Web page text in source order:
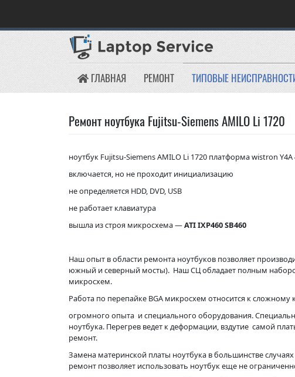
content
ГЛАВНАЯ РЕМОНТ ТИПОВЫЕ
Ремонт ноутбука Fujitsu-Siemens AMILO Li 1720
ноутбук Fujitsu-Siemens AMILO Li 1720 платформа wistron Y4A
включается, но не проходит инициализацию
не определяется HDD, DVD, USB
не работает клавиатура
вышла из строя микросхема —ATI IXP460 SB460
Наш опыт в области ремонта ноутбуков позволяет
южный и северный мосты). Наш СЦ обладает полным
микросхем.
Работа по перепайке BGA микросхем относится к
огромного опыта и специального оборудования.
ноутбука. Перегрев ведет к деформации, вздутие самой
ремонт.
Замена материнской платы ноутбука в большинстве
ремонт позволяет использовать ноутбук еще не